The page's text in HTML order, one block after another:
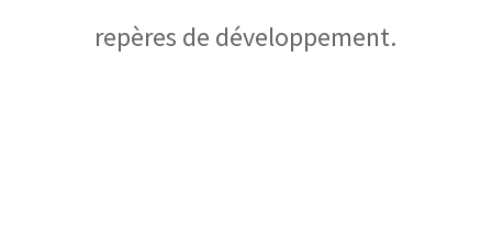
repères de développement.